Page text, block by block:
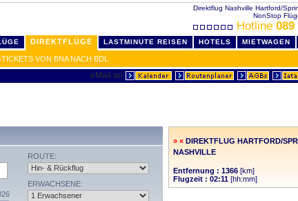
Direktflug Nashville Hartford/
NonStop
Hotline 089
DIREKTFLÜGE LASTMINUTE REISEN HOTELS MIETWAGEN
VON BNA NACH BDL
ROUTE:
ERWACHSENE:
» « DIREKTFLUG HARTFORD/
NASHVILLE
Entfernung : 1366 [km]
Flugzeit : 02:11 [hh:mm]